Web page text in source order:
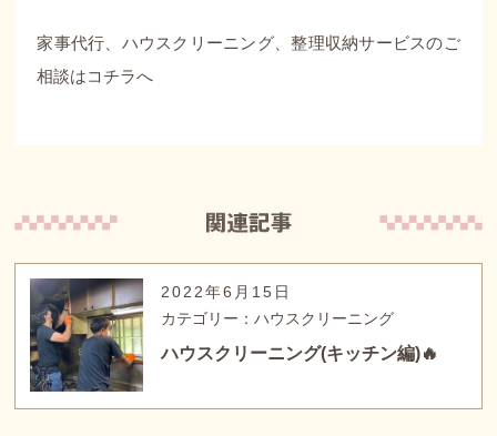
家事代行、ハウスクリーニング、整理収納サービスのご
相談はコチラへ
2022年6月15日
カテゴリー：ハウスクリーニング
ハウスクリーニング(キッチン編)🔥